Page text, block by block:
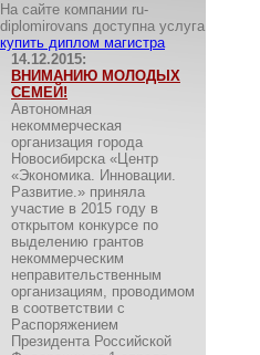
На сайте компании ru-
diplomirovans доступна услуга
купить диплом магистра
14.12.2015:
ВНИМАНИЮ МОЛОДЫХ
СЕМЕЙ!
Автономная
некоммерческая
организация города
Новосибирска «Центр
«Экономика. Инновации.
Развитие.» приняла
участие в 2015 году в
открытом конкурсе по
выделению грантов
некоммерческим
неправительственным
организациям, проводимом
в соответствии с
Распоряжением
Президента Российской